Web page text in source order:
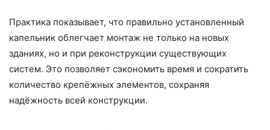
Практика показывает, что правильно установленный
капельник облегчает монтаж не только на новых
зданиях, но и при реконструкции существующих
систем. Это позволяет сэкономить время и сократить
количество крепёжных элементов, сохраняя
надёжность всей конструкции.